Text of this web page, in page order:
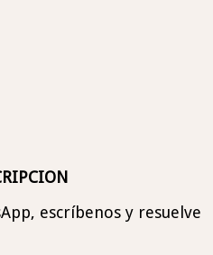
escríbenos y resuelve